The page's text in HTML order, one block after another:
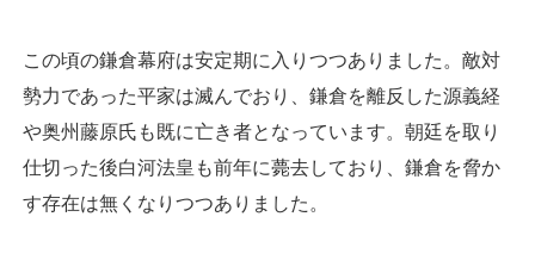
この頃の鎌倉幕府は安定期に入りつつありました。敵対
勢力であった平家は滅んでおり、鎌倉を離反した源義経
や奥州藤原氏も既に亡き者となっています。朝廷を取り
仕切った後白河法皇も前年に薨去しており、鎌倉を脅か
す存在は無くなりつつありました。